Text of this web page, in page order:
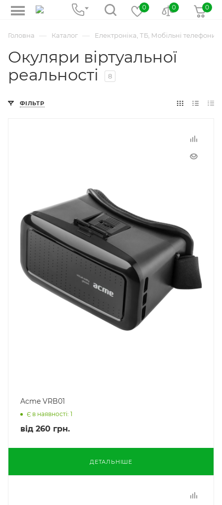
0
0 0
Головна — Каталог — Електроніка, ТБ, Мобільні телефони
Окуляри віртуальної
реальності
8
ФІЛЬТР
Acme VRB01
Є в наявності: 1
від 260 грн.
ДЕТАЛЬНІШЕ